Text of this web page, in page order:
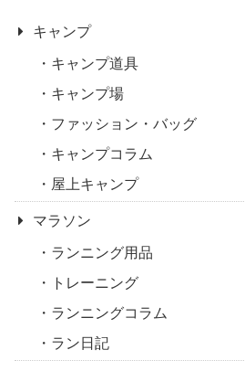
キャンプ
キャンプ道具
キャンプ場
ファッション・バッグ
キャンプコラム
屋上キャンプ
マラソン
ランニング用品
トレーニング
ランニングコラム
ラン日記